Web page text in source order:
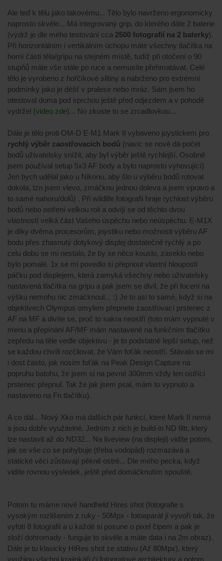
Ale teď k tělu jako takovému... Tělo bylo navrženo ergonomicky
naprosto skvěle... Má integrovaný grip, do kterého dáte 2 baterie
(výdrž je dle mého testování cca 2500 fotografií na 2 baterky).
Při horizontálním i vertikálním úchopu máte všechny tlačítka na
horní části těla/gripu na stejném místě, tudíž při otočení o 90
stupňů máte vše stále po ruce a nemusíte přehmatávat. Celé
tělo je vyrobeno z hořčíkové slitiny a nabrženo pro extrémní
podmínky jako je déšť v pralese nebo mráz. Sám jsem ho
otestoval doma pod sprchou ještě před odjezdem a v pohodě
vydržel (video zde)... No zkuste to se zrcadlovkou...
Dále je tělo proti OM-D E-M1 Mark II vybaveno joystickem pro
rychlý výběr zaostřovacích bodů (navíc se nově dá počet
bodů uživatelsky snížit, aby byl výběr ještě rychlejší. Osobně
jsem používal setup 5x3 AF body a bylo naprosto vyhovující)
Jen bych udělal jako u Nikonu, aby šlo u výběru bodů rotovat
dokola, tzn jsem vlevo, zmáčknu jednou doleva a jsem vpravo a
to samé nahoru/dolů) . Při wildlife fotografii hraje rychlost výběru
bodů nebo ostření velkou roli a odvíjí se od těchto dvou
vlastností velká část Vašeho úspěchu nebo neúspěchu. E-M1X
je díky dvěma procesorům, joystiku nebo možnosti výběru AF
bodu přes zhasnutý dotykový displej dostatečně rychlý a po
celu dobu se mi nestalo, že by se něco kouslo, zaseklo nebo
bylo pomalé. 1x se mi povedlo si přepnout vlastní hloupostí
páčku pod displejem, která zamyká všechny nebo uživatelsky
nastavená tlačítka na gripu a pak jsem se divil, že při focení na
výšku nemohu nic zmáčknout... :) Je to asi to samé, když si na
objektivech Olympus omylem přepnete zaostřovací prstenec z
AF na MF a divíte se, proč to sakra neostří (toto mám vypnuté v
menu a přepínání AF/MF mám nastavené na funkčním tlačítku
zepředu na těle vedle objektivu - je to podstatně lepší setup, než
se každou chvíli rozčilovat, že Vám foťák neostří. Stávalo se mi
i dost často, jak nosím foťák na Peak Design Capture na
popruhu batohu, že jsem si na pevné 300mm vždy ten ostřící
prstenec přepnul. Tak že jak jsem psal, mám to vypnuto a
nastaveno na Fn tlačítku).
A co dál... Nový Xko má dalších pár funkcí, které Mark II nemá
a jsou dobře využitelné. Jedním z nich je build-in ND filtr, který
lze nastavit až do ND32... Na liveview (na displeji) vidíte potom,
jak se vše co se pohybuje (třeba vodopád) rozmazává a
statické věci zůstavají pěkně ostré... Dle mého pecka, když
vidíte rovnou výsledek, ještě před domáčknutím spouště.
Potom tu máme nově handheld Hires shot (fotografie s
vysokým rozlišením z ruky - 50Mpx - fotoaparát jí vyvoří tak, že
vyfotí 8 fotografií a u každé si posune o pixel čipem a pak je
složí dohromady - funguje to skvěle a máte data i na 2m obraz).
Dále je tu klasicky HiRes shot ze stativu (Až 80Mpx), který